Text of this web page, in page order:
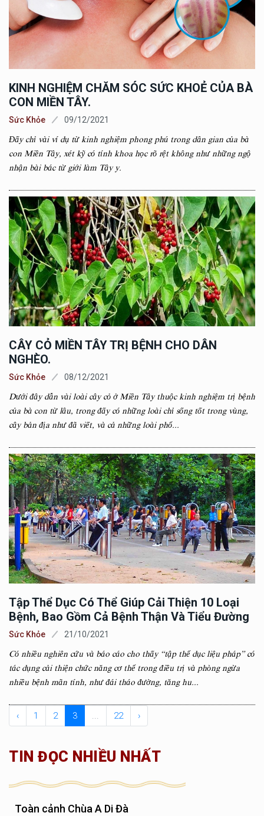
KINH NGHIỆM CHĂM SÓC SỨC KHOẺ CỦA BÀ
CON MIỀN TÂY.
Sức Khỏe 09/12/2021
Đấy chỉ vài ví dụ từ kinh nghiệm phong phú trong dân gian của bà
con Miền Tây, xét kỹ có tính khoa học rõ rệt không như những ngộ
nhận bài bác từ giới làm Tây y.
CÂY CỎ MIỀN TÂY TRỊ BỆNH CHO DÂN
NGHÈO.
Sức Khỏe 08/12/2021
Dưới đây dẫn vài loài cây cỏ ở Miền Tây thuộc kinh nghiệm trị bệnh
của bà con từ lâu, trong đấy có những loài chỉ sống tốt trong vùng,
cây bản địa như đã viết, và cả những loài phổ...
Tập Thể Dục Có Thể Giúp Cải Thiện 10 Loại
Bệnh, Bao Gồm Cả Bệnh Thận Và Tiểu Đường
Sức Khỏe 21/10/2021
Có nhiều nghiên cứu và báo cáo cho thấy “tập thể dục liệu pháp” có
tác dụng cải thiện chức năng cơ thể trong điều trị và phòng ngừa
nhiều bệnh mãn tính, như đái tháo đường, tăng hu...
‹ 1 2 3 ... 22 ›
TIN ĐỌC NHIỀU NHẤT
Toàn cảnh Chùa A Di Đà